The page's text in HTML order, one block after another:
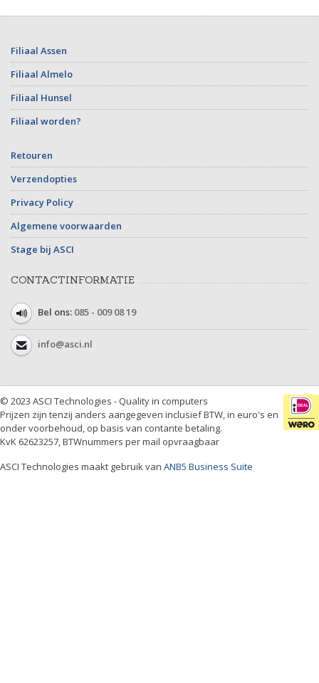
Filiaal Assen
Filiaal Almelo
Filiaal Hunsel
Filiaal worden?
Retouren
Verzendopties
Privacy Policy
Algemene voorwaarden
Stage bij ASCI
CONTACTINFORMATIE
Bel ons: 085 - 009 08 19
info@asci.nl
© 2023 ASCI Technologies - Quality in computers
Prijzen zijn tenzij anders aangegeven inclusief BTW, in euro's en
onder voorbehoud, op basis van contante betaling.
KvK 62623257, BTWnummers per mail opvraagbaar
ASCI Technologies maakt gebruik van ANB5 Business Suite